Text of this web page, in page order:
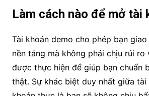
Làm cách nào để mở tài
Tài khoản demo cho phép bạn
nền tảng mà không phải chịu rủi ro
được thực hiện để giúp bạn chuẩn
thật. Sự khác biệt duy nhất giữa tài